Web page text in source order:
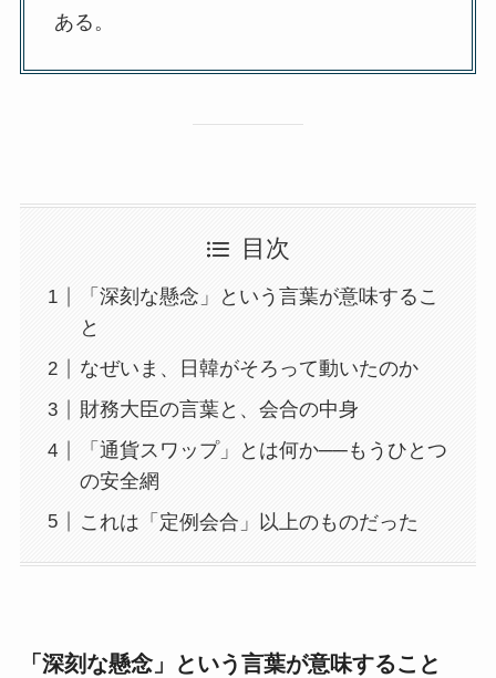
ある。
目次
「深刻な懸念」という言葉が意味するこ
と
なぜいま、日韓がそろって動いたのか
財務大臣の言葉と、会合の中身
「通貨スワップ」とは何か──もうひとつ
の安全網
これは「定例会合」以上のものだった
「深刻な懸念」という言葉が意味すること